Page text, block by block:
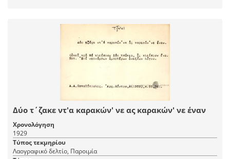
Δύο τ΄ζακε ντ'α καρακών' νε ας καρακών' νε έναν
Χρονολόγηση
1929
Τύπος τεκμηρίου
Λαογραφικό δελτίο, Παροιμία